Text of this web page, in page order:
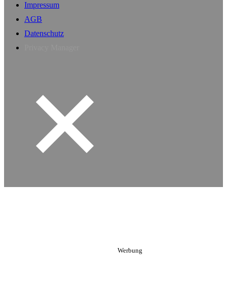
Impressum
AGB
Datenschutz